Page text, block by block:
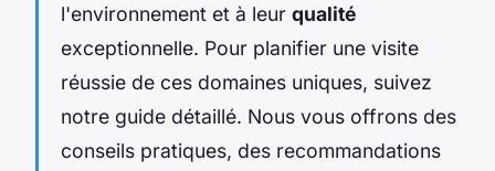
l'environnement et à leur qualité
exceptionnelle. Pour planifier une visite
réussie de ces domaines uniques, suivez
notre guide détaillé. Nous vous offrons des
conseils pratiques, des recommandations